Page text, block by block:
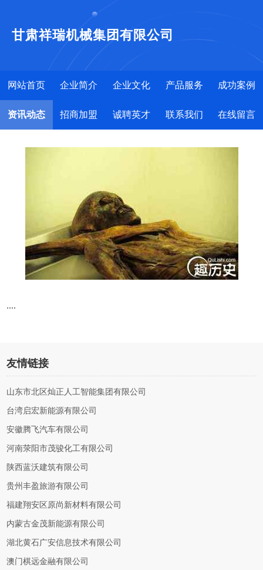
甘肃祥瑞机械集团有限公司
网站首页 企业简介 企业文化 产品服务 成功案例
资讯动态 招商加盟 诚聘英才 联系我们 在线留言
....
友情链接
山东市北区灿正人工智能集团有限公司
台湾启宏新能源有限公司
安徽腾飞汽车有限公司
河南荥阳市茂骏化工有限公司
陕西蓝沃建筑有限公司
贵州丰盈旅游有限公司
福建翔安区原尚新材料有限公司
内蒙古金茂新能源有限公司
湖北黄石广安信息技术有限公司
澳门棋远金融有限公司